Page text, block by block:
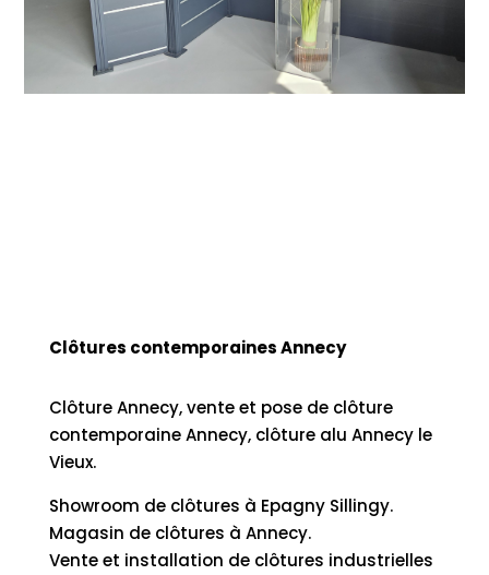
Clôtures contemporaines Annecy
Clôture Annecy, vente et pose de clôture
contemporaine Annecy, clôture alu Annecy le
Vieux.
Showroom de clôtures à Epagny Sillingy.
Magasin de clôtures à Annecy.
Vente et installation de clôtures industrielles